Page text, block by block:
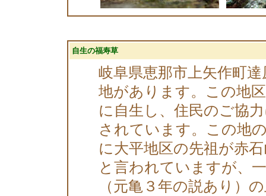
自生の福寿草
岐阜県恵那市上矢作町
地があります。この地
に自生し、住民のご協
されています。この地
に大平地区の先祖が赤
と言われていますが、
（元亀３年の説あり）